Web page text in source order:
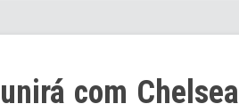
com Chelsea